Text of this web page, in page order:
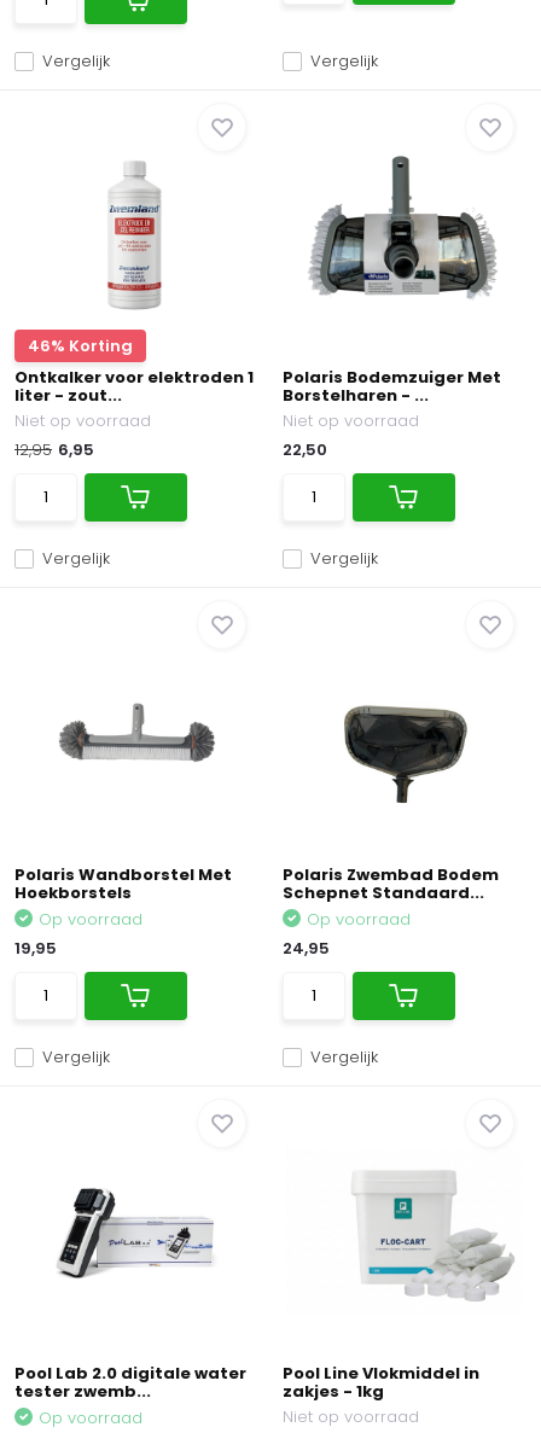
Vergelijk Vergelijk
46% Korting
Ontkalker voor elektroden 1
liter - zout...
Vergelijk
Niet op voorraad
12,95 6,95
Polaris Bodemzuiger Met
Borstelharen - ...
Vergelijk
Niet op voorraad
22,50
Polaris Wandborstel Met
Hoekborstels
Vergelijk
Op voorraad
19,95
Polaris Zwembad Bodem
Schepnet Standaard...
Vergelijk
Op voorraad
24,95
Pool Lab 2.0 digitale water
tester zwemb...
Op voorraad
Pool Line Vlokmiddel in
zakjes - 1kg
Niet op voorraad